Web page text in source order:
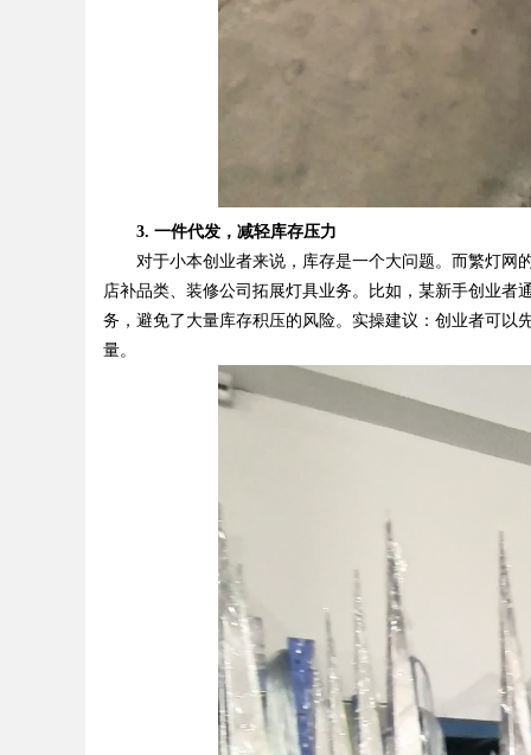
3. 一件代发，减轻库存压力
对于小本创业者来说，库存是一个大问题。而繁灯网
店补品类、装修公司拓展灯具业务。比如，某新手创业者
务，避免了大量库存积压的风险。实操建议：创业者可以
量。